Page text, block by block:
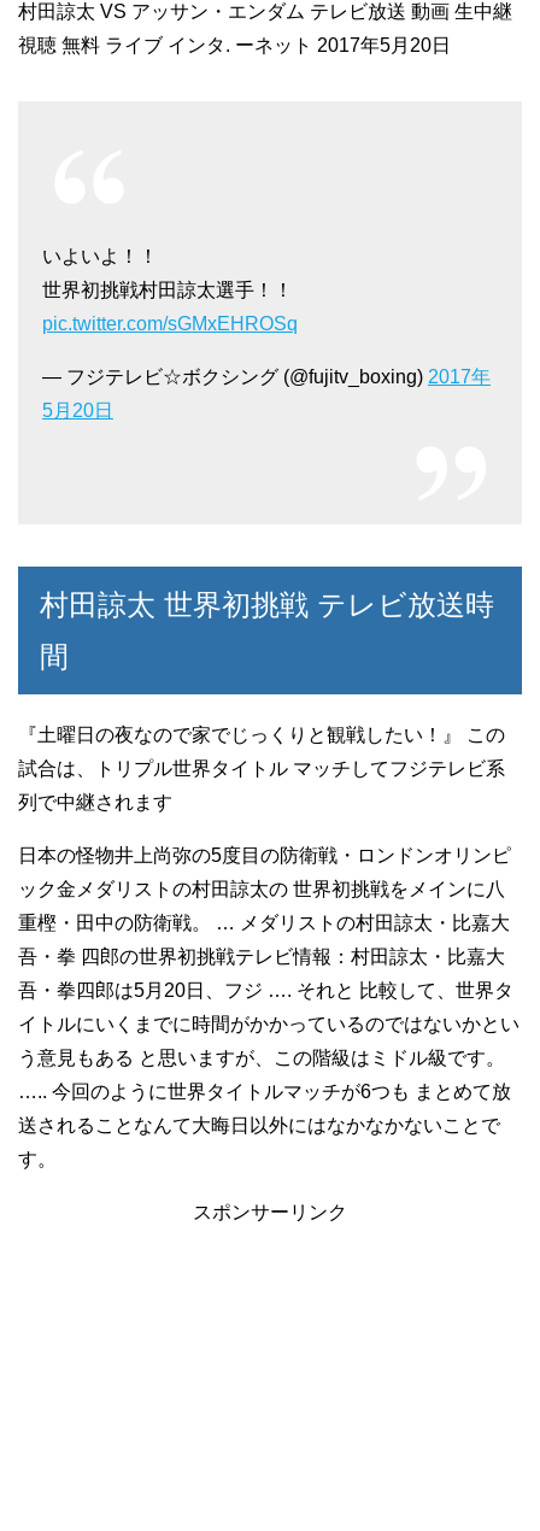
村田諒太 VS アッサン・エンダム テレビ放送 動画 生中継
視聴 無料 ライブ インタ. ーネット 2017年5月20日
いよいよ！！
世界初挑戦村田諒太選手！！
pic.twitter.com/sGMxEHROSq
— フジテレビ☆ボクシング (@fujitv_boxing) 2017年
5月20日
村田諒太 世界初挑戦 テレビ放送時
間
『土曜日の夜なので家でじっくりと観戦したい！』 この
試合は、トリプル世界タイトル マッチしてフジテレビ系
列で中継されます
日本の怪物井上尚弥の5度目の防衛戦・ロンドンオリンピ
ック金メダリストの村田諒太の 世界初挑戦をメインに八
重樫・田中の防衛戦。 … メダリストの村田諒太・比嘉大
吾・拳 四郎の世界初挑戦テレビ情報：村田諒太・比嘉大
吾・拳四郎は5月20日、フジ …. それと 比較して、世界タ
イトルにいくまでに時間がかかっているのではないかとい
う意見もある と思いますが、この階級はミドル級です。
….. 今回のように世界タイトルマッチが6つも まとめて放
送されることなんて大晦日以外にはなかなかないことで
す。
スポンサーリンク